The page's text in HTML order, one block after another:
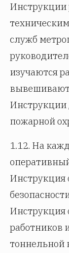
Инструкции
служб
изучаются
Инструкции
пожарной
1.12. На
Инструкция
Инструкция
работников
тоннельной